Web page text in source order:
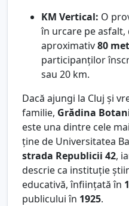
KM Vertical: O
în urcare pe
aproximativ80
participanților
sau 20 km.
Dacă ajungi la Cluj și
familie, Grădina
este una dintre cele
ține de Universitatea
strada Republicii 42,
descrie ca instituție
educativă, înființată în
publicului în 1925.